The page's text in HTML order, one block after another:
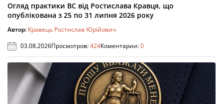
Огляд практики ВС від Ростислава Кравця, що
опублікована з 25 по 31 липня 2026 року
Автор: Кравець Ростислав Юрійович
03.08.2026Просмотров:424Коментарии:0